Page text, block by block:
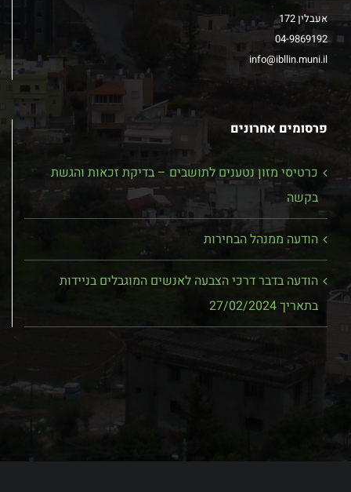
אעבלין 172
04-9869192
info@ibllin.muni.il
פרסומים אחרונים
כרטיסי מזון נטענים לתושבים – בדיקת זכאות והגשת
בקשה
הודעה ממנהל הבחירות
הודעה בדבר דרכי הצבעה לאנשים המוגבלים בניידות
בתאריך 27/02/2024